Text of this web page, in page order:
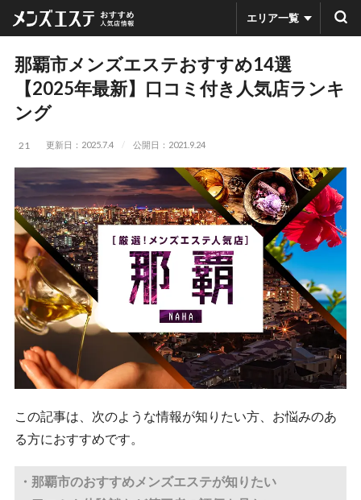
エリア一覧
那覇市メンズエステおすすめ14選
【2025年最新】口コミ付き人気店ランキ
ング
21 更新日：2025.7.4 公開日：2021.9.24
この記事は、次のような情報が知りたい方、お悩みのあ
る方におすすめです。
・那覇市のおすすめメンズエステが知りたい